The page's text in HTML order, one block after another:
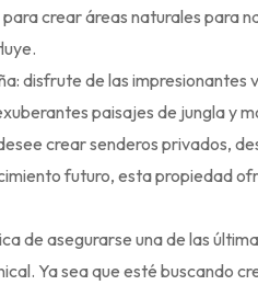
crear áreas naturales para
disfrute de las
paisajes de jungla y
crear senderos privados,
futuro, esta propiedad
de asegurarse una de las
Ya sea que esté buscando